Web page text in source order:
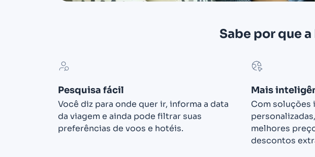
Sabe por que
Pesquisa fácil
Você diz para onde quer ir, informa a data
da viagem e ainda pode filtrar suas
preferências de voos e hotéis.
Mais
Com soluções
melhores
descontos